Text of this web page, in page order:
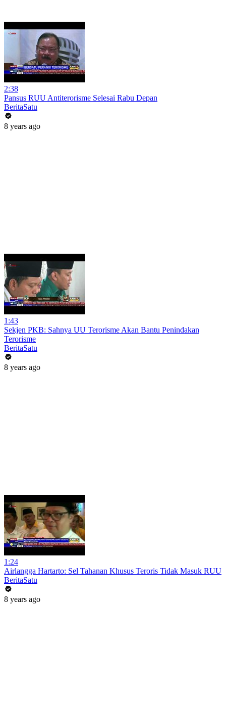
2:38
Pansus RUU Antiterorisme Selesai Rabu Depan
BeritaSatu
8 years ago
1:43
Sekjen PKB: Sahnya UU Terorisme Akan Bantu Penindakan
Terorisme
BeritaSatu
8 years ago
1:24
Airlangga Hartarto: Sel Tahanan Khusus Teroris Tidak Masuk RUU
BeritaSatu
8 years ago